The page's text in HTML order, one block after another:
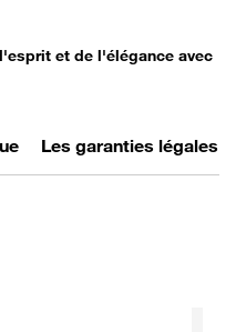
et de l'élégance avec
Les garanties légales